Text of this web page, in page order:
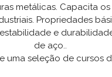
metálicas. Capacita
Propriedades
e
de aço..
uma seleção de cursos